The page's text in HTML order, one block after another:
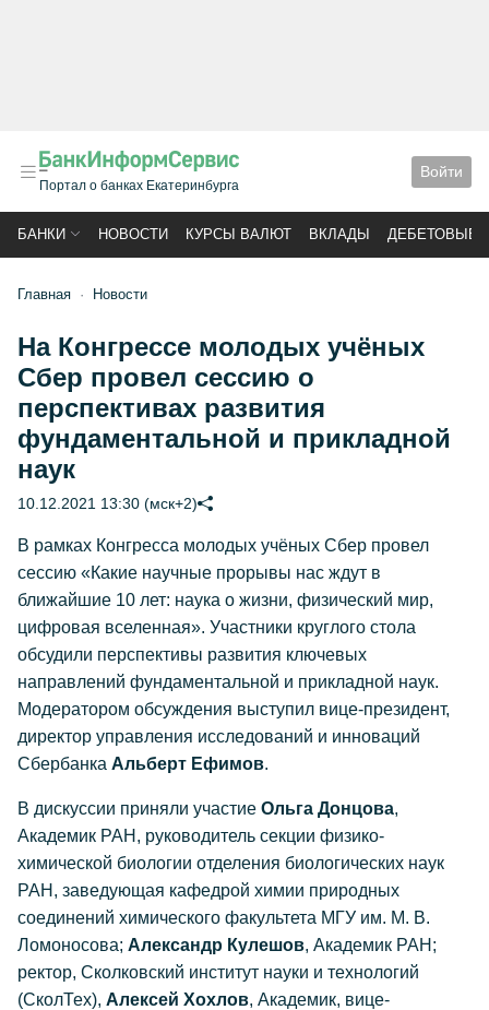
Портал о банках Екатеринбурга
Войти
БАНКИ НОВОСТИ КУРСЫ ВАЛЮТ ВКЛАДЫ ДЕБЕТОВЫЕ
Главная Новости
На Конгрессе молодых учёных
Сбер провел сессию о
перспективах развития
фундаментальной и прикладной
наук
10.12.2021 13:30 (мск+2)
В рамках Конгресса молодых учёных Сбер провел
сессию «Какие научные прорывы нас ждут в
ближайшие 10 лет: наука о жизни, физический мир,
цифровая вселенная». Участники круглого стола
обсудили перспективы развития ключевых
направлений фундаментальной и прикладной наук.
Модератором обсуждения выступил вице-президент,
директор управления исследований и инноваций
Сбербанка Альберт Ефимов.
В дискуссии приняли участие Ольга Донцова,
Академик РАН, руководитель секции физико-
химической биологии отделения биологических наук
РАН, заведующая кафедрой химии природных
соединений химического факультета МГУ им. М. В.
Ломоносова; Александр Кулешов, Академик РАН;
ректор, Сколковский институт науки и технологий
(СколТех), Алексей Хохлов, Академик, вице-